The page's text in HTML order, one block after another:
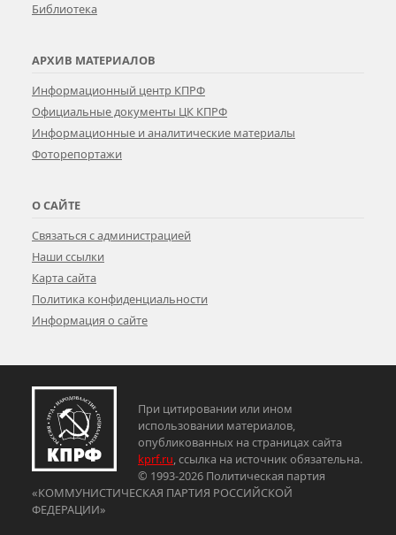
Библиотека
АРХИВ МАТЕРИАЛОВ
Информационный центр КПРФ
Официальные документы ЦК КПРФ
Информационные и аналитические материалы
Фоторепортажи
О САЙТЕ
Связаться с администрацией
Наши ссылки
Карта сайта
Политика конфиденциальности
Информация о сайте
При цитировании или ином
использовании материалов,
опубликованных на страницах сайта
kprf.ru, ссылка на источник обязательна.
© 1993-2026 Политическая партия
«КОММУНИСТИЧЕСКАЯ ПАРТИЯ РОССИЙСКОЙ
ФЕДЕРАЦИИ»